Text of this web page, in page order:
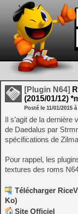
[Plugin N64]
(2015/01/12)
Posté le 11/01/2015 à
Il s’agit de la
de Daedalus par
spécifications de
Pour rappel, les
textures des roms
Télécharger
Ko)
Site Officiel